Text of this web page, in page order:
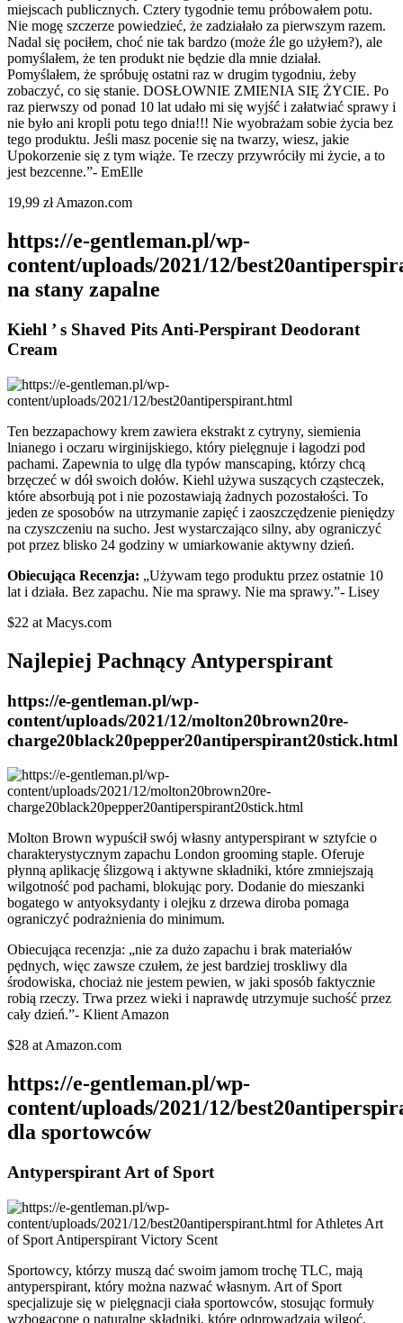
miejscach publicznych. Cztery tygodnie temu próbowałem potu.
Nie mogę szczerze powiedzieć, że zadziałało za pierwszym razem.
Nadal się pociłem, choć nie tak bardzo (może źle go użyłem?), ale
pomyślałem, że ten produkt nie będzie dla mnie działał.
Pomyślałem, że spróbuję ostatni raz w drugim tygodniu, żeby
zobaczyć, co się stanie. DOSŁOWNIE ZMIENIA SIĘ ŻYCIE. Po
raz pierwszy od ponad 10 lat udało mi się wyjść i załatwiać sprawy i
nie było ani kropli potu tego dnia!!! Nie wyobrażam sobie życia bez
tego produktu. Jeśli masz pocenie się na twarzy, wiesz, jakie
Upokorzenie się z tym wiąże. Te rzeczy przywróciły mi życie, a to
jest bezcenne.”- EmElle
19,99 zł Amazon.com
https://e-gentleman.pl/wp-
content/uploads/2021/12/
na stany zapalne
Kiehl ’ s Shaved Pits Anti-Perspirant Deodorant
Cream
Ten bezzapachowy krem zawiera ekstrakt z cytryny, siemienia
lnianego i oczaru wirginijskiego, który pielęgnuje i łagodzi pod
pachami. Zapewnia to ulgę dla typów manscaping, którzy chcą
brzęczeć w dół swoich dołów. Kiehl używa suszących cząsteczek,
które absorbują pot i nie pozostawiają żadnych pozostałości. To
jeden ze sposobów na utrzymanie zapięć i zaoszczędzenie pieniędzy
na czyszczeniu na sucho. Jest wystarczająco silny, aby ograniczyć
pot przez blisko 24 godziny w umiarkowanie aktywny dzień.
Obiecująca Recenzja: „Używam tego produktu przez ostatnie 10
lat i działa. Bez zapachu. Nie ma sprawy. Nie ma sprawy.”- Lisey
$22 at Macys.com
Najlepiej Pachnący Antyperspirant
https://e-gentleman.pl/wp-
content/uploads/2021/12/molton20brown20re-
charge20black20pepper20antiperspirant20stick.html
Molton Brown wypuścił swój własny antyperspirant w sztyfcie o
charakterystycznym zapachu London grooming staple. Oferuje
płynną aplikację ślizgową i aktywne składniki, które zmniejszają
wilgotność pod pachami, blokując pory. Dodanie do mieszanki
bogatego w antyoksydanty i olejku z drzewa diroba pomaga
ograniczyć podrażnienia do minimum.
Obiecująca recenzja: „nie za dużo zapachu i brak materiałów
pędnych, więc zawsze czułem, że jest bardziej troskliwy dla
środowiska, chociaż nie jestem pewien, w jaki sposób faktycznie
robią rzeczy. Trwa przez wieki i naprawdę utrzymuje suchość przez
cały dzień.”- Klient Amazon
$28 at Amazon.com
https://e-gentleman.pl/wp-
content/uploads/2021/12/
dla sportowców
Antyperspirant Art of Sport
Sportowcy, którzy muszą dać swoim jamom trochę TLC, mają
antyperspirant, który można nazwać własnym. Art of Sport
specjalizuje się w pielęgnacji ciała sportowców, stosując formuły
wzbogacone o naturalne składniki, które odprowadzają wilgoć.